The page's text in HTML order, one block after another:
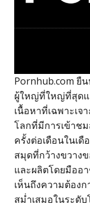
Pornhub.com ยื
ผู้ใหญ่ที่ใหญ่ที่สุดแ
เนื้อหาที่เฉพาะเจ
โลกที่มีการเข้าช
ครั้งต่อเดือนในเ
สมุดที่กว้างขวาง
และผลิตโดยมืออ
เห็นถึงความต้อง
สม่ำเสมอในระดั